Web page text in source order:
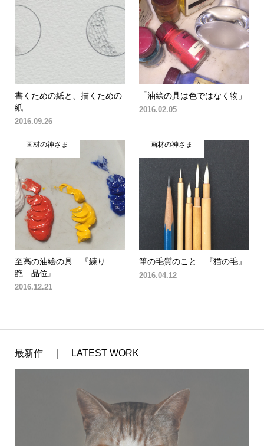
書くための紙と、描くための
紙
2016.09.26
「油絵の具は色ではなく物」
2016.02.05
画材の神さま
至高の油絵の具 『練り
艶 品位』
2016.12.21
画材の神さま
筆の毛質のこと 『猫の毛』
2016.04.12
最新作 ｜ LATEST WORK